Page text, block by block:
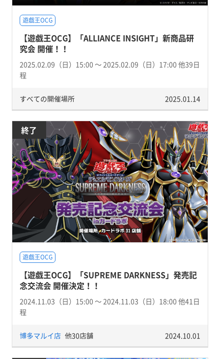
遊戯王OCG
【遊戯王OCG】「ALLIANCE INSIGHT」新商品研
究会 開催！！
2025.02.09（日）15:00 〜 2025.02.09（日）17:00 他39日
程
すべての開催場所 2025.01.14
終了
遊戯王OCG
【遊戯王OCG】「SUPREME DARKNESS」発売記
念交流会 開催決定！！
2024.11.03（日）15:00 〜 2024.11.03（日）18:00 他41日
程
博多マルイ店 他30店舗 2024.10.01